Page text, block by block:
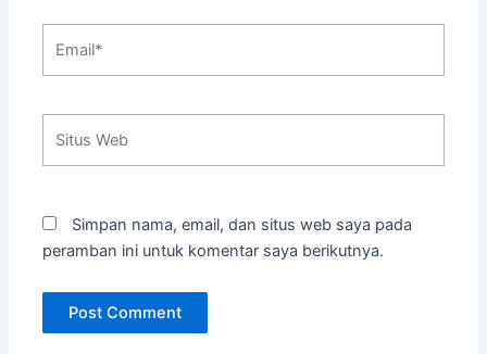
Web
Simpan nama, email, dan situs web saya pada
peramban ini untuk komentar saya berikutnya.